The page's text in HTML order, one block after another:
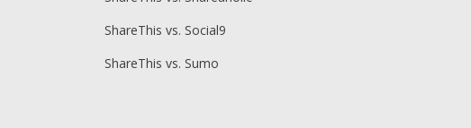
ShareThis vs. Social9
ShareThis vs. Sumo